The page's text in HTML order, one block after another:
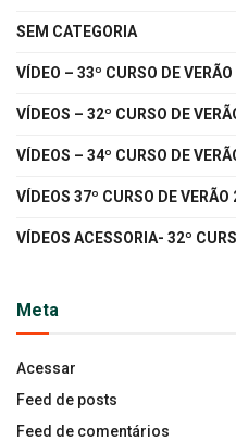
SEM CATEGORIA
VÍDEO – 33º CURSO DE
VÍDEOS – 32º CURSO DE
VÍDEOS – 34º CURSO DE
VÍDEOS 37º CURSO DE VERÃO
VÍDEOS ACESSORIA- 32º
Meta
Acessar
Feed de posts
Feed de comentários